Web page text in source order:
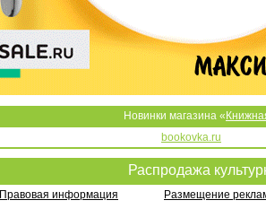
Новинки магазина «
bookovka.ru
Распродажа
Правовая информация Размещение